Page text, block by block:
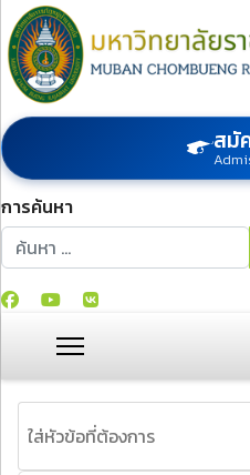
สมั
การค้นหา
การค้นหา